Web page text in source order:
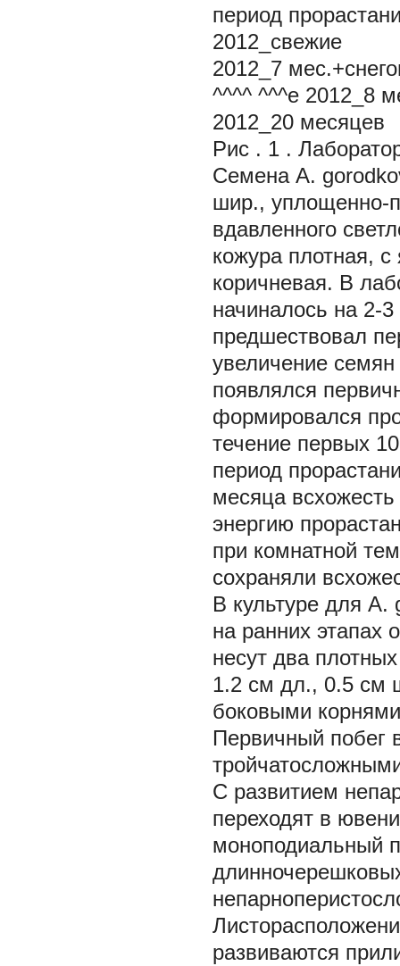
период
2012_свежие
2012_7
^^^^ ^^^е 2012_8
2012_20 месяцев
Рис . 1 .
Семена A.
шир., уплощенно-
вдавленного
кожура плотная,
коричневая. В
начиналось на 2-
предшествовал
увеличение
появлялся
формировался
течение первых
период
месяца
энергию
при комнатной
сохраняли
В культуре для A.
на ранних этапах
несут два
1.2 см дл., 0.5 см
боковыми
Первичный побег
С развитием
переходят в
моноподиальный
развиваются